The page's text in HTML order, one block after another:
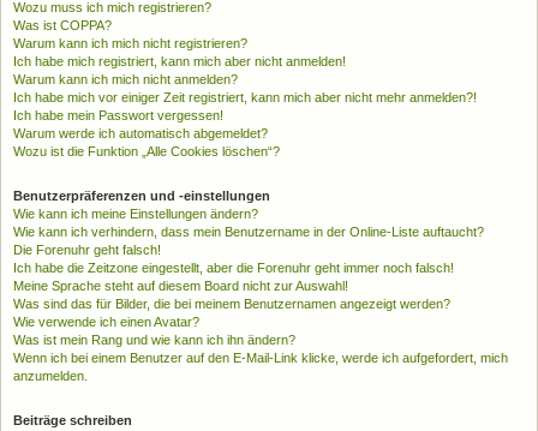
Wozu muss ich mich registrieren?
Was ist COPPA?
Warum kann ich mich nicht registrieren?
Ich habe mich registriert, kann mich aber nicht anmelden!
Warum kann ich mich nicht anmelden?
Ich habe mich vor einiger Zeit registriert, kann mich aber nicht mehr anmelden?!
Ich habe mein Passwort vergessen!
Warum werde ich automatisch abgemeldet?
Wozu ist die Funktion „Alle Cookies löschen“?
Benutzerpräferenzen und -einstellungen
Wie kann ich meine Einstellungen ändern?
Wie kann ich verhindern, dass mein Benutzername in der Online-Liste auftaucht?
Die Forenuhr geht falsch!
Ich habe die Zeitzone eingestellt, aber die Forenuhr geht immer noch falsch!
Meine Sprache steht auf diesem Board nicht zur Auswahl!
Was sind das für Bilder, die bei meinem Benutzernamen angezeigt werden?
Wie verwende ich einen Avatar?
Was ist mein Rang und wie kann ich ihn ändern?
Wenn ich bei einem Benutzer auf den E-Mail-Link klicke, werde ich aufgefordert, mich
anzumelden.
Beiträge schreiben